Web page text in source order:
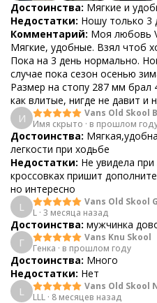
Достоинства: Мягкие и
Недостатки: Ношу только 3
Комментарий: Моя любовь
Мягкие, удобные. Взял чтоб
Пока на 3 день нормально.
случае пока сезон осенью
Размер на стопу 287 мм брал
как влитые, нигде не давит и
И
Vans Old Skool
Имя скрыто · в прошлом
Достоинства:
легкости при ходьбе
Недостатки: Не увидела
кроссовках пришит
но интересно
L
Vans Old Skool
L · 3 месяца назад
Достоинства: мужчинка
Г
Vans Knu Skool
Генка · в прошлом году
Достоинства: Много
Недостатки: Нет
L
Vans Old Skool
LLL · 8 месяцев назад